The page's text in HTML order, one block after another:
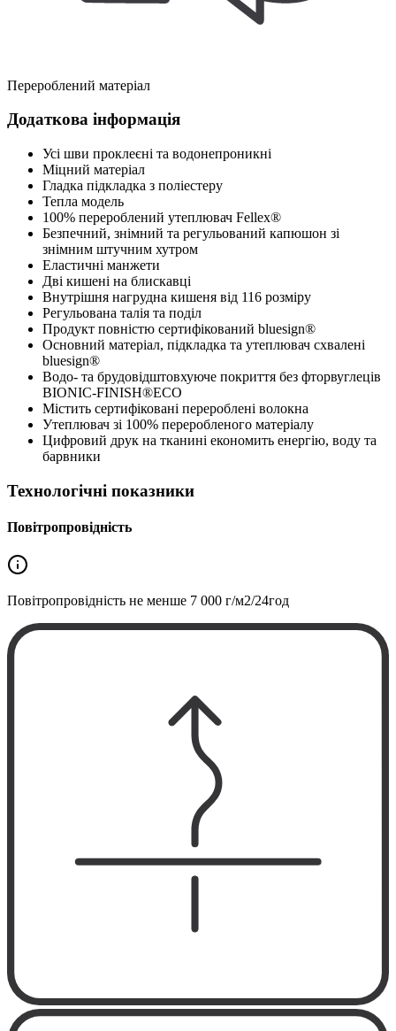
Перероблений матеріал
Додаткова інформація
Усі шви проклеєні та водонепроникні
Міцний матеріал
Гладка підкладка з поліестеру
Тепла модель
100% перероблений утеплювач Fellex®
Безпечний, знімний та регульований капюшон зі
знімним штучним хутром
Еластичні манжети
Дві кишені на блискавці
Внутрішня нагрудна кишеня від 116 розміру
Регульована талія та поділ
Продукт повністю сертифікований bluesign®
Основний матеріал, підкладка та утеплювач схвалені
bluesign®
Водо- та брудовідштовхуюче покриття без фторвуглеців
BIONIC-FINISH®ECO
Містить сертифіковані перероблені волокна
Утеплювач зі 100% переробленого матеріалу
Цифровий друк на тканині економить енергію, воду та
барвники
Технологічні показники
Повітропровідність
Повітропровідність не менше 7 000 г/м2/24год